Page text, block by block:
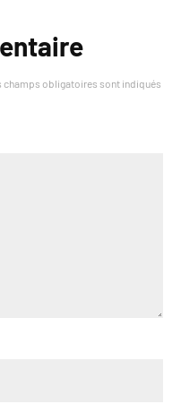
champs obligatoires sont indiqués